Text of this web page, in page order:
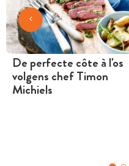
De perfecte côte à l'os
volgens chef Timon
Michiels